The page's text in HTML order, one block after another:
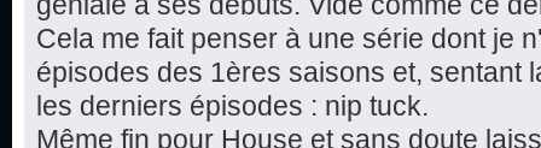
Cela me fait penser à une série dont je
épisodes des 1ères saisons et, sentant
les derniers épisodes : nip tuck.
Même fin pour House et sans doute